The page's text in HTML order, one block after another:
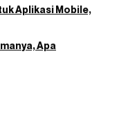
Aplikasi Mobile,
Apa